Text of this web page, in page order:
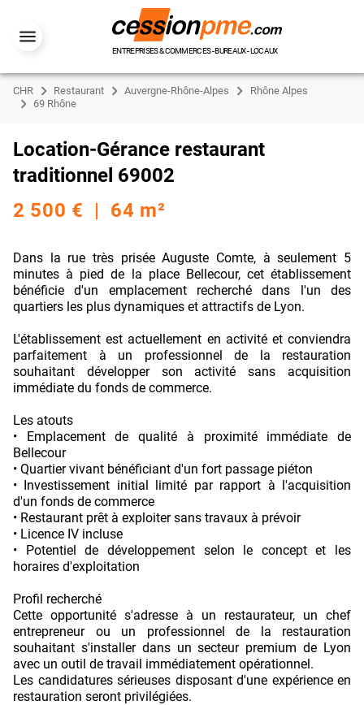
ENTREPRISES & COMMERCES - BUREAUX - LOCAUX
CHR Restaurant Auvergne-Rhône-Alpes
Rhône Alpes
69 Rhône
Location-Gérance restaurant
traditionnel 69002
2 500 € | 64 m²
Dans la rue très prisée Auguste Comte, à seulement 5
minutes à pied de la place Bellecour, cet établissement
bénéficie d'un emplacement recherché dans l'un des
quartiers les plus dynamiques et attractifs de Lyon.
L'établissement est actuellement en activité et conviendra
parfaitement à un professionnel de la restauration
souhaitant développer son activité sans acquisition
immédiate du fonds de commerce.
Les atouts
• Emplacement de qualité à proximité immédiate de
Bellecour
• Quartier vivant bénéficiant d'un fort passage piéton
• Investissement initial limité par rapport à l'acquisition
d'un fonds de commerce
• Restaurant prêt à exploiter sans travaux à prévoir
• Licence IV incluse
• Potentiel de développement selon le concept et les
horaires d'exploitation
Profil recherché
Cette opportunité s'adresse à un restaurateur, un chef
entrepreneur ou un professionnel de la restauration
souhaitant s'installer dans un secteur premium de Lyon
avec un outil de travail immédiatement opérationnel.
Les candidatures sérieuses disposant d'une expérience en
restauration seront privilégiées.